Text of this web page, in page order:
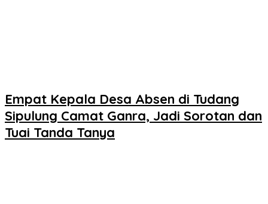
Empat Kepala Desa Absen di Tudang
Sipulung Camat Ganra, Jadi Sorotan dan
Tuai Tanda Tanya